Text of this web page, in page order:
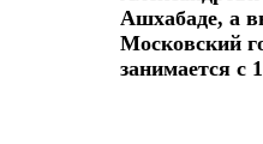
Ашхабаде, а
Московский
занимается с